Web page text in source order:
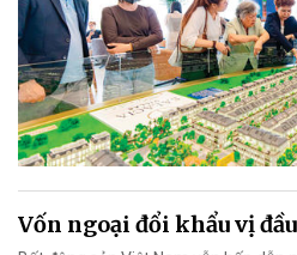
Vốn ngoại đổi khẩu vị